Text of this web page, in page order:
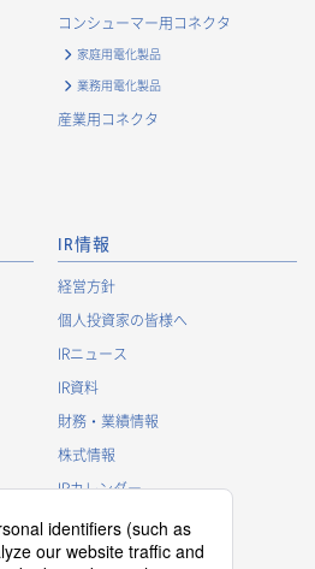
コンシューマー用コネクタ
家庭用電化製品
業務用電化製品
産業用コネクタ
IR情報
経営方針
個人投資家の皆様へ
IRニュース
IR資料
財務・業績情報
株式情報
IRカレンダー
IRに関するよくあるご質問
IRポリシー